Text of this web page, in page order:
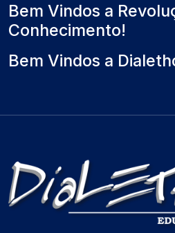
Bem Vindos a
Conhecimento!
Bem Vindos a